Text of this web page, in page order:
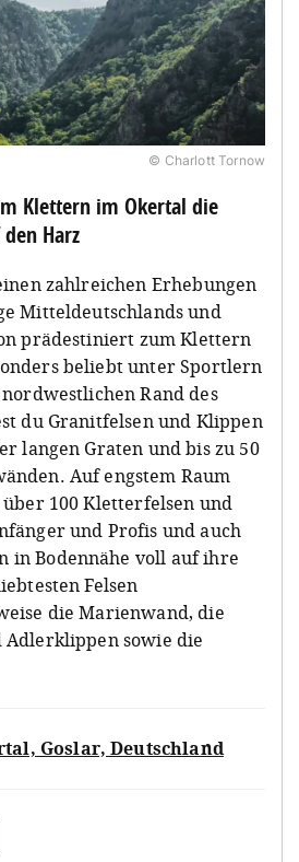
© Charlott Tornow
Klettern im Okertal die
Harz
zahlreichen Erhebungen
Mitteldeutschlands und
prädestiniert zum Klettern
beliebt unter Sportlern
Rand des
du Granitfelsen und Klippen
langen Graten und bis zu 50
Auf engstem Raum
100 Kletterfelsen und
und Profis und auch
in Bodennähe voll auf ihre
Felsen
die Marienwand, die
sowie die
Goslar, Deutschland